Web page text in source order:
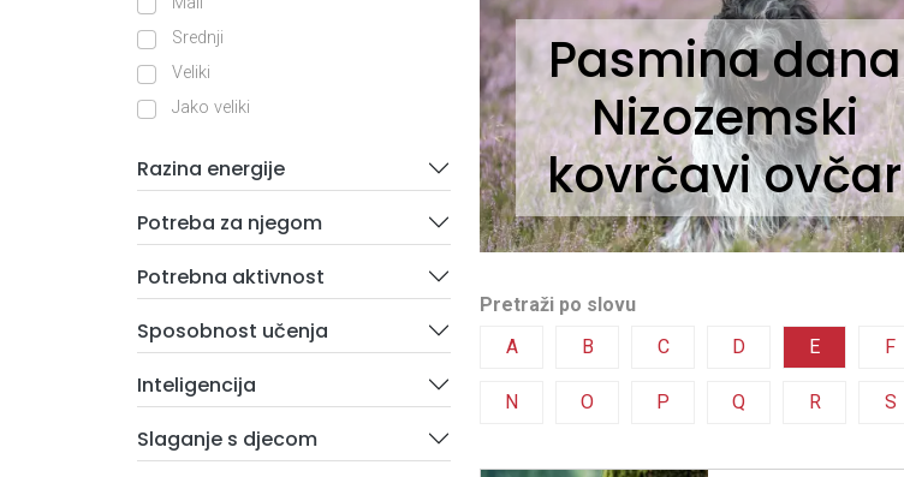
Srednji
Veliki
Jako veliki
Razina energije
Potreba za njegom
Potrebna aktivnost
Sposobnost učenja
Inteligencija
Slaganje s djecom
Pasmina dana
Nizozemski
kovrčavi ovčar
Pretraži po slovu
A
B C D E F
N O P Q R S